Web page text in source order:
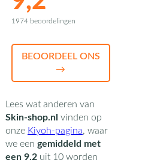
1974 beoordelingen
BEOORDEEL ONS
→
Lees wat anderen van
Skin-shop.nl vinden op
onze Kiyoh-pagina, waar
we een gemiddeld met
een 9,2uit 10worden